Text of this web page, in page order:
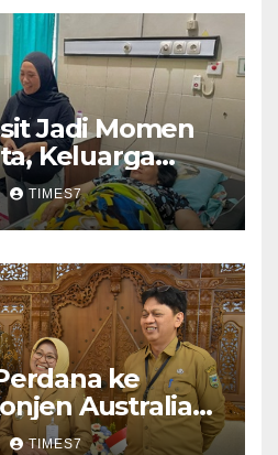
Jadi Momen
Keluarga
Manfaat
JKN
TIMES7
ke
Australia
Pariwisata
TIMES7